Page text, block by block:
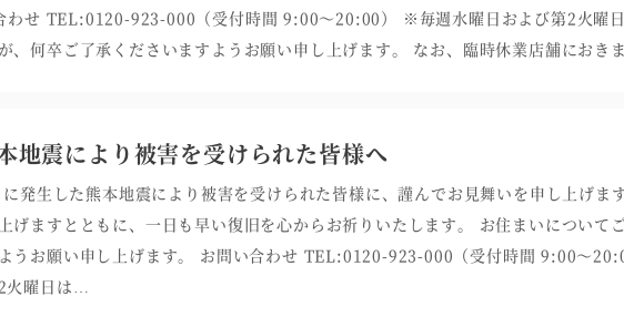
せ TEL:0120-923-000（受付時間 9:00～20:00） ※毎週水曜日および第2火曜日
、何卒ご了承くださいますようお願い申し上げます。 なお、臨時休業店舗にお
地震により被害を受けられた皆様へ
発生した熊本地震により被害を受けられた皆様に、謹んでお見舞いを申し上げま
げますとともに、一日も早い復旧を心からお祈りいたします。 お住まいについて
うお願い申し上げます。 お問い合わせ TEL:0120-923-000（受付時間 9:00～
火曜日は…